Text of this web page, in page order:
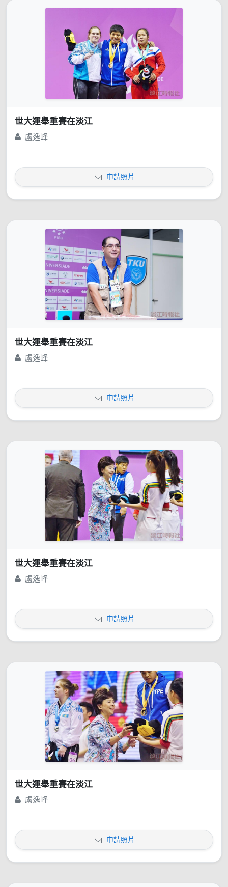
世大運舉重賽在淡江
盧逸峰
申請照片
世大運舉重賽在淡江
盧逸峰
申請照片
世大運舉重賽在淡江
盧逸峰
申請照片
世大運舉重賽在淡江
盧逸峰
申請照片